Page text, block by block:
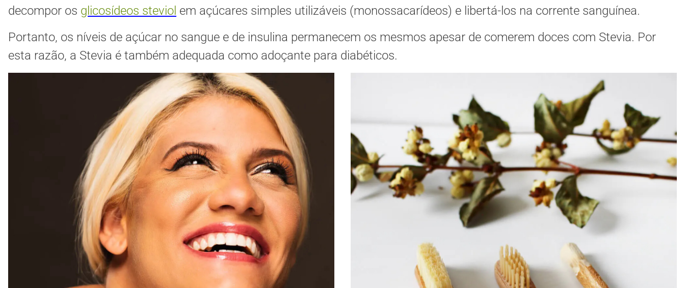
decompor os glicosídeos steviol em açúcares simples utilizáveis (monossacarídeos) e libertá-los na corrente sanguínea.
Portanto, os níveis de açúcar no sangue e de insulina permanecem os mesmos apesar de comerem doces com Stevia. Por
esta razão, a Stevia é também adequada como adoçante para diabéticos.